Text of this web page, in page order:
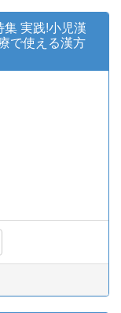
実践!小児漢
で使える漢方